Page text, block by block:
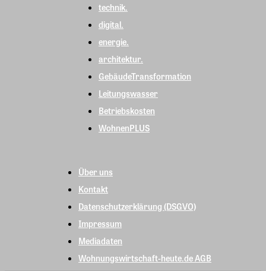
technik.
digital.
energie.
architektur.
GebäudeTransformation
Leitungswasser
Betriebskosten
WohnenPLUS
Über uns
Kontakt
Datenschutzerklärung (DSGVO)
Impressum
Mediadaten
Wohnungswirtschaft-heute.de AGB